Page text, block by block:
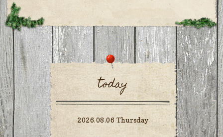
today
2026.08.06 Thursday